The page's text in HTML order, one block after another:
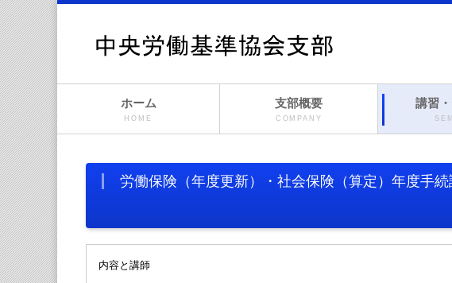
ホーム
HOME
支部概要
COMPANY
講習
労働保険（年度更新）・社会保険（算定）年度手
内容と講師